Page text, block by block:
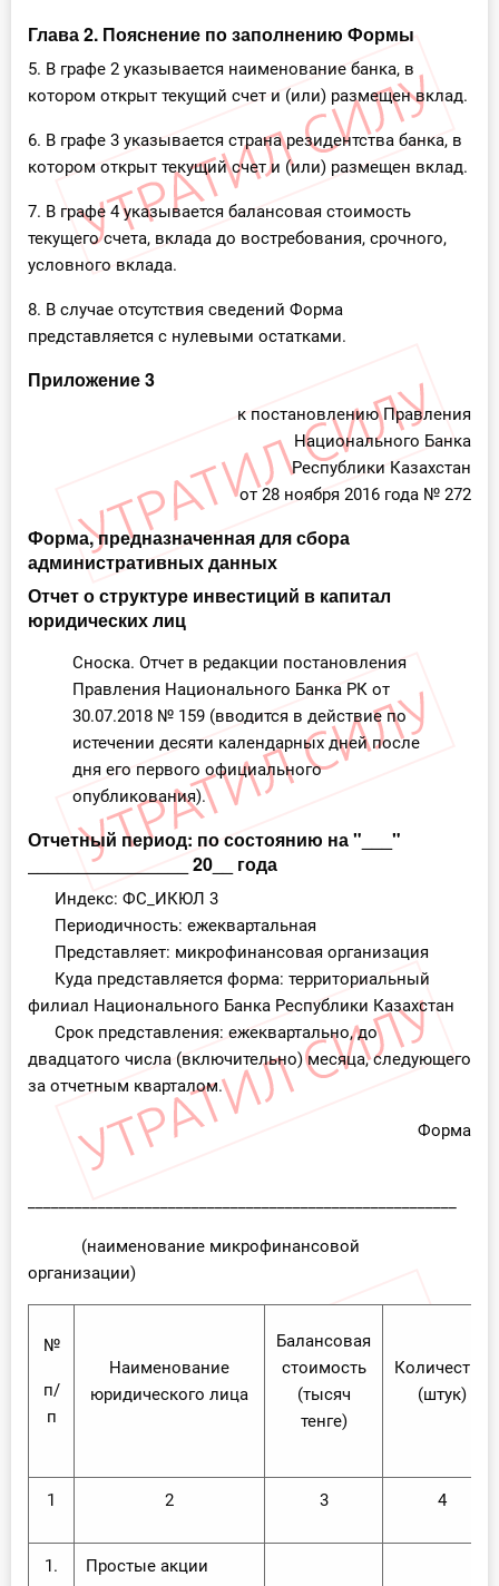
Глава 2. Пояснение по заполнению Формы
5. В графе 2 указывается наименование банка, в
котором открыт текущий счет и (или) размещен вклад.
6. В графе 3 указывается страна резидентства банка, в
котором открыт текущий счет и (или) размещен вклад.
7. В графе 4 указывается балансовая стоимость
текущего счета, вклада до востребования, срочного,
условного вклада.
8. В случае отсутствия сведений Форма
представляется с нулевыми остатками.
Приложение 3
к постановлению Правления
Национального Банка
Республики Казахстан
от 28 ноября 2016 года № 272
Форма, предназначенная для сбора
административных данных
Отчет о структуре инвестиций в капитал
юридических лиц
Сноска. Отчет в редакции постановления
Правления Национального Банка РК от
30.07.2018 № 159 (вводится в действие по
истечении десяти календарных дней после
дня его первого официального
опубликования).
Отчетный период: по состоянию на "___"
________________ 20__ года
Индекс: ФС_ИКЮЛ 3
Периодичность: ежеквартальная
Представляет: микрофинансовая организация
Куда представляется форма: территориальный
филиал Национального Банка Республики Казахстан
Срок представления: ежеквартально, до
двадцатого числа (включительно) месяца, следующего
за отчетным кварталом.
Форма
(наименование микрофинансовой
организации)
№
п/
п
Наименование
юридического лица
Балансовая
стоимость
(тысяч
тенге)
Количество
(штук)
1 2 3 4
1. Простые акции